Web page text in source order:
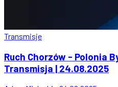
Transmisje
Ruch Chorzów - Polonia
Transmisja | 24.08.2025